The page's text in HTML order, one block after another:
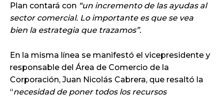
Plan contará con “un incremento de las ayudas al
sector comercial. Lo importante es que se vea
bien la estrategia que trazamos”.
En la misma línea se manifestó el vicepresidente y
responsable del Área de Comercio de la
Corporación, Juan Nicolás Cabrera, que resaltó la
“necesidad de poner todos los recursos